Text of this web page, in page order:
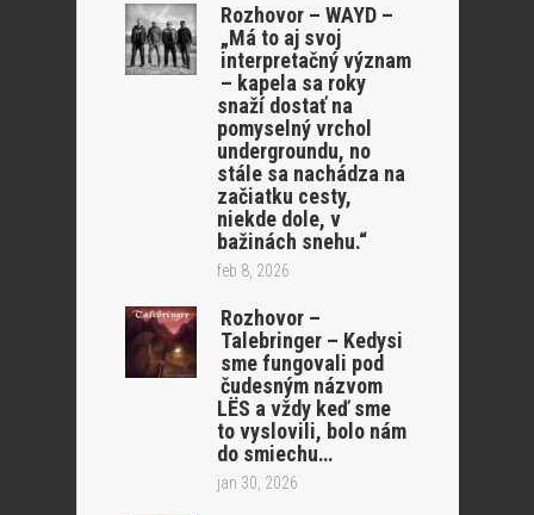
Rozhovor – WAYD –
„Má to aj svoj
interpretačný význam
– kapela sa roky
snaží dostať na
pomyselný vrchol
undergroundu, no
stále sa nachádza na
začiatku cesty,
niekde dole, v
bažinách snehu.“
feb 8, 2026
Rozhovor –
Talebringer – Kedysi
sme fungovali pod
čudesným názvom
LËS a vždy keď sme
to vyslovili, bolo nám
do smiechu…
jan 30, 2026